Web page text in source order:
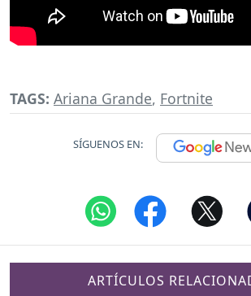
TAGS: Ariana Grande, Fortnite
SÍGUENOS EN:
ARTÍCULOS